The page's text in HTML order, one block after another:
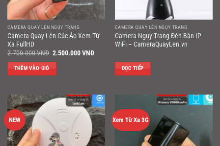
CAMERA QUAY LÉN NGỤY TRANG
Camera Quay Lén Cúc Áo Xem Từ
Xa FullHD
2.700.000VNĐ Giá
2.500.000VNĐGiá
2.500.000 VNĐ.
THÊM VÀO GIỎ
CAMERA QUAY LÉN NGỤY TRANG
Camera Ngụy Trang Đèn Bàn IP
WiFi – CameraQuayLen.vn
ĐỌC TIẾP
NEW Xem Từ Xa 3G